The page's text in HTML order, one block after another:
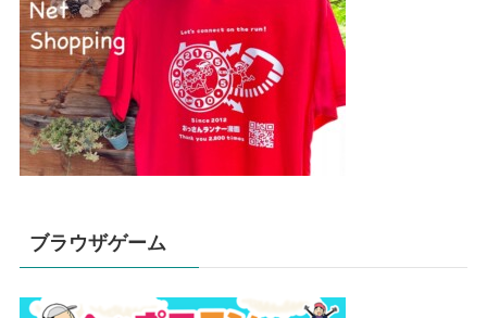
ブラウザゲーム